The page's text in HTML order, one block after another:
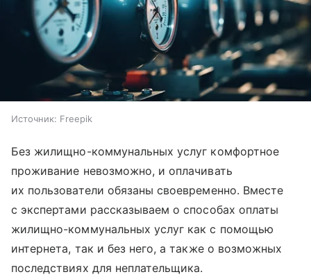
Источник: Freepik
Без жилищно-коммунальных услуг комфортное
проживание невозможно, и оплачивать
их пользователи обязаны своевременно. Вместе
с экспертами рассказываем о способах оплаты
жилищно-коммунальных услуг как с помощью
интернета, так и без него, а также о возможных
последствиях для неплательщика.